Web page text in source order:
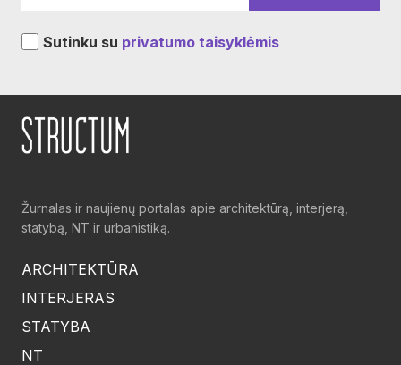
Sutinku su privatumo taisyklėmis
Žurnalas ir naujienų portalas apie architektūrą, interjerą,
statybą, NT ir urbanistiką.
ARCHITEKTŪRA
INTERJERAS
STATYBA
NT